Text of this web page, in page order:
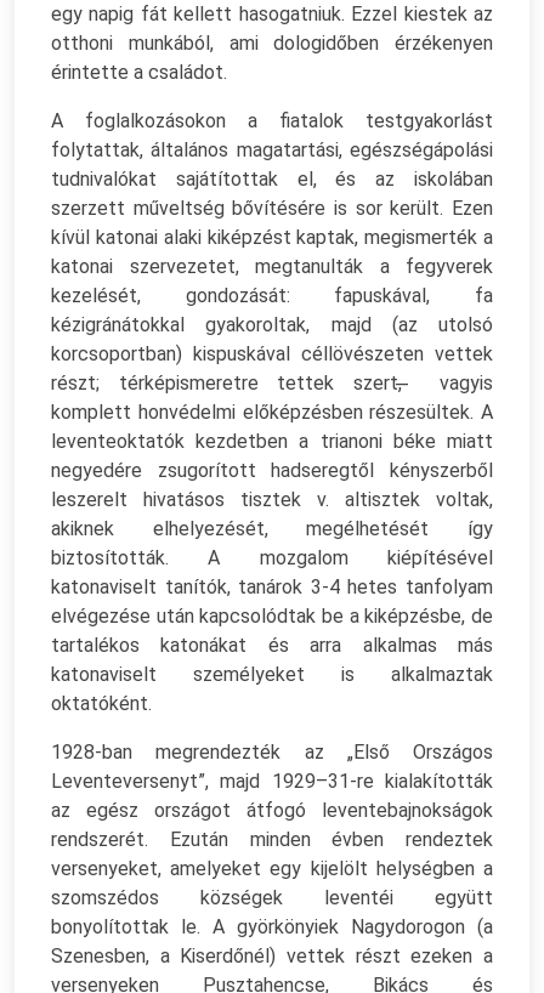
egy napig fát kellett hasogatniuk. Ezzel kiestek az
otthoni munkából, ami dologidőben érzékenyen
érintette a családot.
A foglalkozásokon a fiatalok testgyakorlást
folytattak, általános magatartási, egészségápolási
tudnivalókat sajátítottak el, és az iskolában
szerzett műveltség bővítésére is sor került. Ezen
kívül katonai alaki kiképzést kaptak, megismerték a
katonai szervezetet, megtanulták a fegyverek
kezelését, gondozását: fapuskával, fa
kézigránátokkal gyakoroltak, majd (az utolsó
korcsoportban) kispuskával céllövészeten vettek
részt; térképismeretre tettek szert, ̶ vagyis
komplett honvédelmi előképzésben részesültek. A
leventeoktatók kezdetben a trianoni béke miatt
negyedére zsugorított hadseregtől kényszerből
leszerelt hivatásos tisztek v. altisztek voltak,
akiknek elhelyezését, megélhetését így
biztosították. A mozgalom kiépítésével
katonaviselt tanítók, tanárok 3-4 hetes tanfolyam
elvégezése után kapcsolódtak be a kiképzésbe, de
tartalékos katonákat és arra alkalmas más
katonaviselt személyeket is alkalmaztak
oktatóként.
1928-ban megrendezték az „Első Országos
Leventeversenyt”, majd 1929–31-re kialakították
az egész országot átfogó leventebajnokságok
rendszerét. Ezután minden évben rendeztek
versenyeket, amelyeket egy kijelölt helységben a
szomszédos községek leventéi együtt
bonyolítottak le. A györkönyiek Nagydorogon (a
Szenesben, a Kiserdőnél) vettek részt ezeken a
versenyeken Pusztahencse, Bikács és